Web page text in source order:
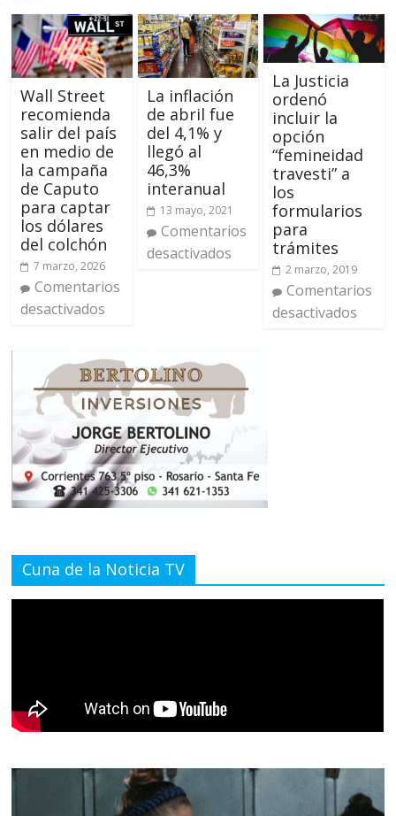
Wall Street
recomienda
salir del país
en medio de
la campaña
de Caputo
para captar
los dólares
del colchón
7 marzo, 2026
Comentarios
desactivados
La inflación
de abril fue
del 4,1% y
llegó al
46,3%
interanual
13 mayo, 2021
Comentarios
desactivados
La Justicia
ordenó
incluir la
opción
“femineidad
travesti” a
los
formularios
para
trámites
2 marzo, 2019
Comentarios
desactivados
Cuna de la Noticia TV